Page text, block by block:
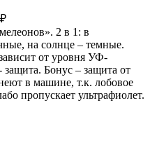
2 в 1: в
на солнце – темные.
от уровня УФ-
Бонус – защита от
в машине, т.к. лобовое
пропускает ультрафиолет.